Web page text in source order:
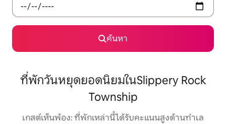
ค้นหา
ที่พักวันหยุดยอดนิยมในSlippery Rock
Township
เกสต์เห็นพ้อง: ที่พักเหล่านี้ได้รับคะแนนสูงด้านทำเล